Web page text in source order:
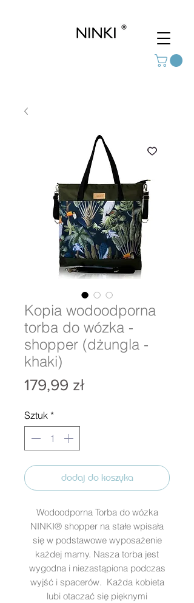
Kopia wodoodporna
torba do wózka -
shopper (dżungla -
khaki)
179,99 złCena
Sztuk *
dodaj do koszyka
Wodoodporna Torba do wózka
NINKI® shopper na stałe wpisała
się w podstawowe wyposażenie
każdej mamy. Nasza torba jest
wygodna i niezastąpiona podczas
wyjść i spacerów. Każda kobieta
lubi otaczać się pięknymi